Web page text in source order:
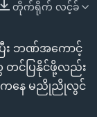
တိုက်ရိုက် လင့်ခ်
း ဘဏ်အကောင့်
င်ပြနိုင်ဖို့လည်း
ကနေ မညိုညိုလွင်